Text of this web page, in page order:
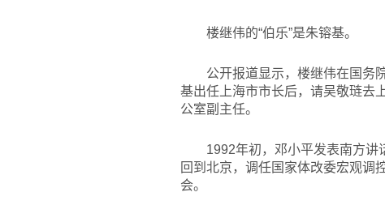
楼继伟的“伯乐”是朱镕基。
公开报道显示，楼继伟在国务
基出任上海市市长后，请吴敬琏去
公室副主任。
1992年初，邓小平发表南方讲
回到北京，调任国家体改委宏观调
会。